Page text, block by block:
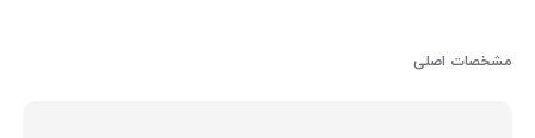
مشخصات اصلی